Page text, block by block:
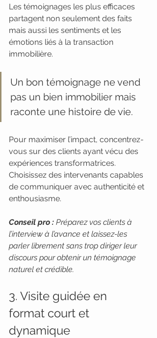
Les témoignages les plus efficaces
partagent non seulement des faits
mais aussi les sentiments et les
émotions liés à la transaction
immobilière.
Un bon témoignage ne vend
pas un bien immobilier mais
raconte une histoire de vie.
Pour maximiser l’impact, concentrez-
vous sur des clients ayant vécu des
expériences transformatrices.
Choisissez des intervenants capables
de communiquer avec authenticité et
enthousiasme.
Conseil pro : Préparez vos clients à
l’interview à l’avance et laissez-les
parler librement sans trop diriger leur
discours pour obtenir un témoignage
naturel et crédible.
3. Visite guidée en
format court et
dynamique